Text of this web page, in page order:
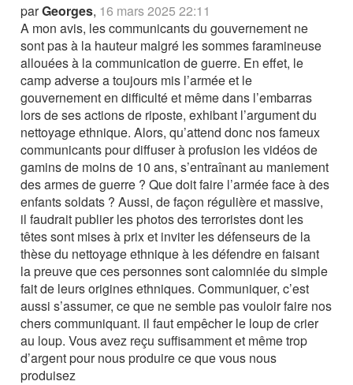
parGeorges, 16 mars 2025 22:11
A mon avis, les communicants du gouvernement ne
sont pas à la hauteur malgré les sommes faramineuse
allouées à la communication de guerre. En effet, le
camp adverse a toujours mis l’armée et le
gouvernement en difficulté et même dans l’embarras
lors de ses actions de riposte, exhibant l’argument du
nettoyage ethnique. Alors, qu’attend donc nos fameux
communicants pour diffuser à profusion les vidéos de
gamins de moins de 10 ans, s’entraînant au maniement
des armes de guerre ? Que doit faire l’armée face à des
enfants soldats ? Aussi, de façon régulière et massive,
il faudrait publier les photos des terroristes dont les
têtes sont mises à prix et inviter les défenseurs de la
thèse du nettoyage ethnique à les défendre en faisant
la preuve que ces personnes sont calomniée du simple
fait de leurs origines ethniques. Communiquer, c’est
aussi s’assumer, ce que ne semble pas vouloir faire nos
chers communiquant. il faut empêcher le loup de crier
au loup. Vous avez reçu suffisamment et même trop
d’argent pour nous produire ce que vous nous
produisez